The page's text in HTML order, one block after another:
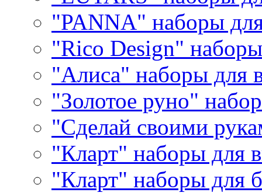
"PANNA" наборы
"Rico Design"
"Алиса" наборы для
"Золотое руно"
"Сделай своими
"Кларт" наборы для
"Кларт" наборы для